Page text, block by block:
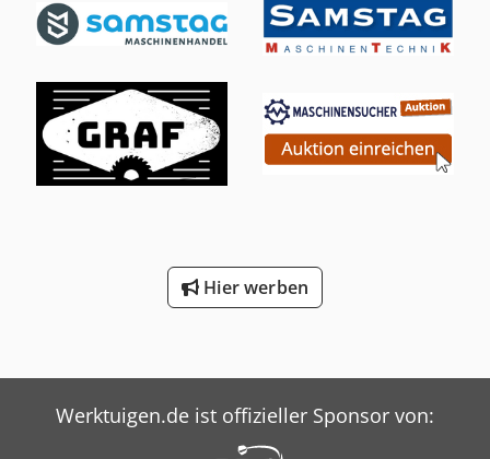
Hier werben
Werktuigen.de ist offizieller Sponsor von: